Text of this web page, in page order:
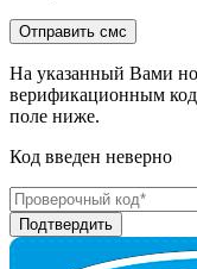
На указанный Вами
верификационным
поле ниже.
Код введен неверно